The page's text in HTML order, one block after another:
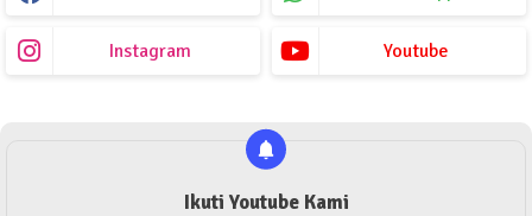
Instagram Youtube
Ikuti Youtube Kami